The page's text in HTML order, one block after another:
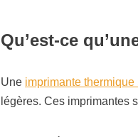
Qu’est-ce
Une imprimante thermique
légères. Ces imprimantes